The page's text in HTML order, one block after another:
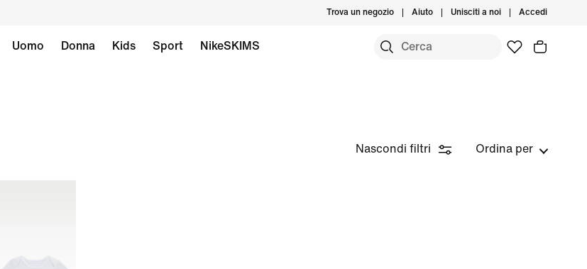
Trova un negozio Aiuto Unisciti a noi Accedi
Uomo Donna Kids Sport NikeSKIMS
Nascondi filtri Ordina per